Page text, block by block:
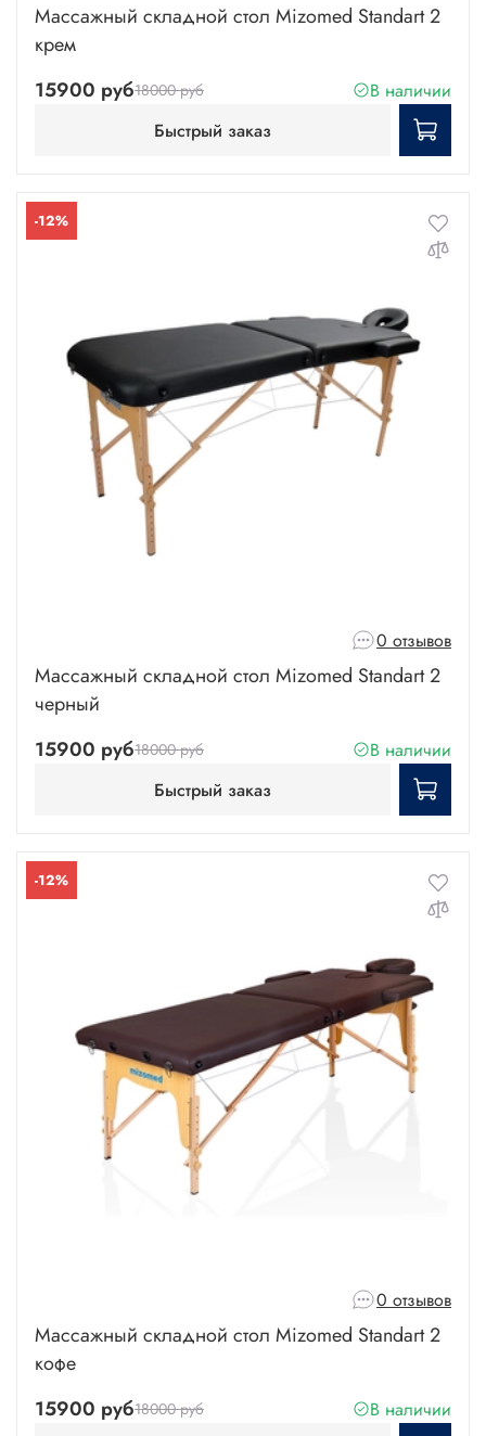
Массажный складной стол Mizomed Standart 2
крем
15900 руб18000 руб
В наличии
Быстрый заказ
-12%
0 отзывов
Массажный складной стол Mizomed Standart 2
черный
15900 руб18000 руб
В наличии
Быстрый заказ
-12%
0 отзывов
Массажный складной стол Mizomed Standart 2
кофе
15900 руб18000 руб
В наличии